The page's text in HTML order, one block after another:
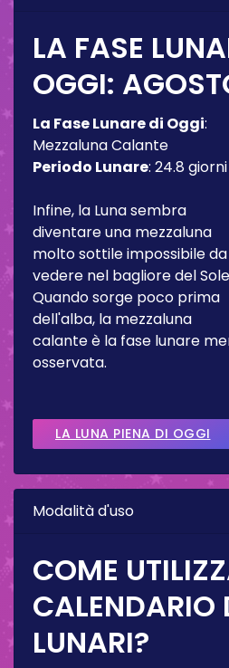
LA FASE
OGGI:
La Fase Lunare di Oggi:
Mezzaluna Calante
Periodo Lunare: 24.8 giorni
Infine, la Luna sembra
diventare una mezzaluna
molto sottile impossibile da
vedere nel bagliore del
Quando sorge poco prima
dell'alba, la mezzaluna
calante è la fase lunare
osservata.
LA LUNA PIENA DI OGGI
Modalità d'uso
COME
CALENDARIO
LUNARI?